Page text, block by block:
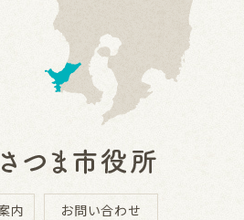
内 お問い合わせ